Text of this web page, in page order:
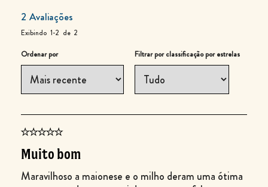
2 Avaliações
Exibindo 1-2 de 2
Ordenar por
Filtrar por classificação por estrelas
Muito bom
Maravilhoso a maionese e o milho deram uma ótima